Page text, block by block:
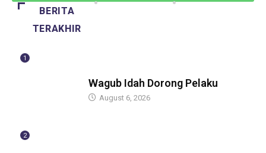
BERITA
TERAKHIR
1
Wagub Idah Dorong Pelaku
August 6, 2026
2